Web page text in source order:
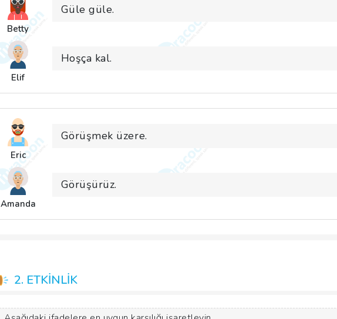
Betty
Güle güle.
Elif
Hoşça kal.
Eric
Görüşmek üzere.
Amanda
Görüşürüz.
2. ETKİNLİK